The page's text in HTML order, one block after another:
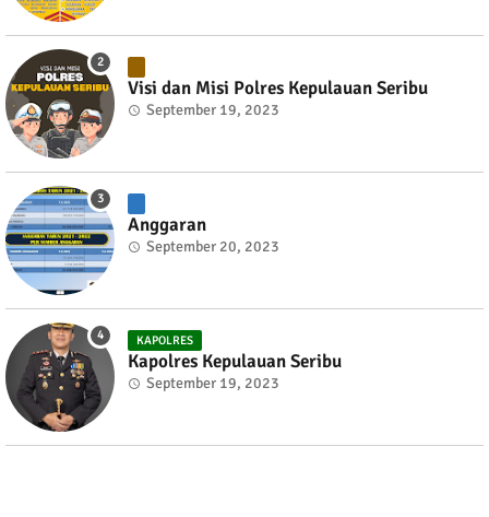
Visi dan Misi Polres Kepulauan Seribu
September 19, 2023
Anggaran
September 20, 2023
KAPOLRES
Kapolres Kepulauan Seribu
September 19, 2023